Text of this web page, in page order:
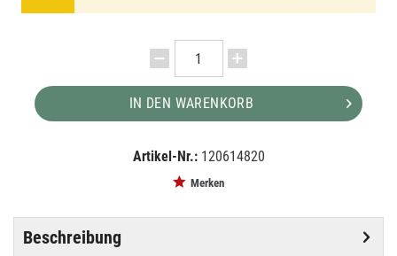
IN DEN WARENKORB
Artikel-Nr.: 120614820
Merken
Beschreibung